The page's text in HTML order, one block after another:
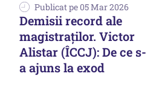
Publicat pe 05 Mar 2026
Demisii record ale
magistraților. Victor
Alistar (ÎCCJ): De ce s-
a ajuns la exod